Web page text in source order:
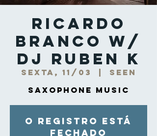
Ricardo
Branco w/
DJ Ruben K
sexta, 11/03
Seen
Saxophone Music
O registro está
fechado